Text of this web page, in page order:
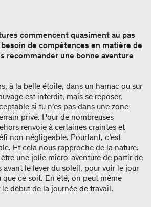
commencent quasiment au pas
de compétences en matière de
recommander une bonne aventure
à la belle étoile, dans un hamac ou sur
est interdit, mais se reposer,
si tu n’es pas dans une zone
privé. Pour de nombreuses
renvoie à certaines craintes et
non négligeable. Pourtant, c’est
Et cela nous rapproche de la nature.
une jolie micro-aventure de partir de
avant le lever du soleil, pour voir le jour
que ce soit. En été, on peut même
début de la journée de travail.